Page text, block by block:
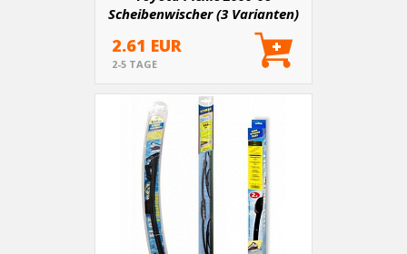
Scheibenwischer (3 Varianten)
2.61 EUR
2-5 TAGE